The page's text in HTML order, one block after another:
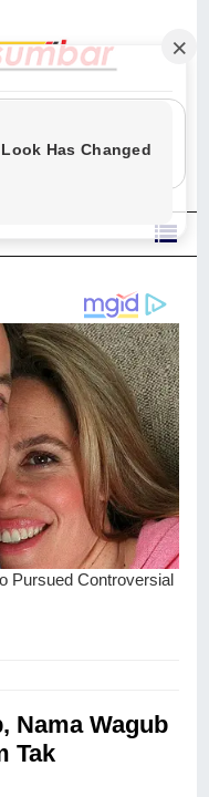
berselawat untuk Nabi.
kamu untuk Nabi dan
kepadanya." (Qs. Al
Nama Wagub
Tak